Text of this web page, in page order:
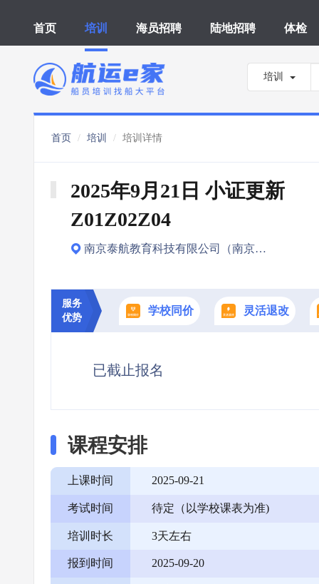
首页 培训 海员招聘 陆地招聘 体检
培训
首页 培训 培训详情
2025年9月21日 小证更新
Z01Z02Z04
南京泰航教育科技有限公司（南京城市交通运输学校）
服务
优势
学校同价 灵活退改
已截止报名
课程安排
上课时间 2025-09-21
考试时间 待定（以学校课表为准)
培训时长 3天左右
报到时间 2025-09-20